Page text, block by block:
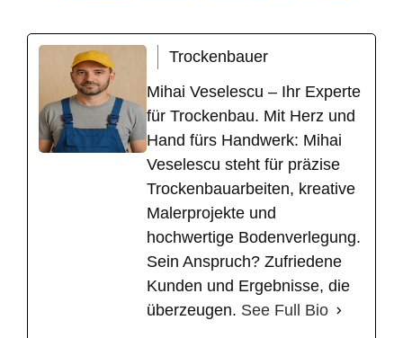
Trockenbauer
Mihai Veselescu – Ihr Experte
für Trockenbau. Mit Herz und
Hand fürs Handwerk: Mihai
Veselescu steht für präzise
Trockenbauarbeiten, kreative
Malerprojekte und
hochwertige Bodenverlegung.
Sein Anspruch? Zufriedene
Kunden und Ergebnisse, die
überzeugen. See Full Bio